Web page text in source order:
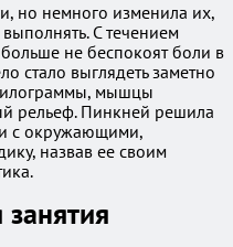
но немного изменила их,
С течением
не беспокоят боли в
стало выглядеть заметно
мышцы
рельеф. Пинкней решила
с окружающими,
назвав ее своим